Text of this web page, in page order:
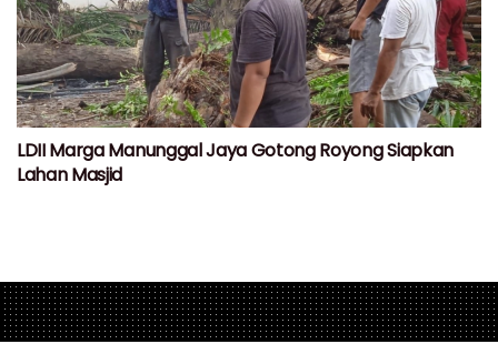
LDII Marga Manunggal Jaya Gotong Royong Siapkan
Lahan Masjid